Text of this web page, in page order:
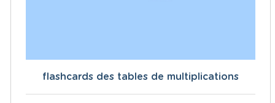
flashcards des tables de multiplications